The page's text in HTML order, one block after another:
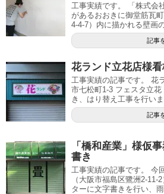
工事実績です。 「株式会
があるおおきに御堂筋瓦
4-4-7）内に描かれる壁画
記事
花ランド立花店様看
工事実績の記事です。 花
市七松町1-3 フェスタ立
き、はり替え工事を行いま
記事
「橋和産業」様仮
書き
工事実績の記事です。 今
（大阪市福島区鷺洲2-11-
ターに文字書きを行い、